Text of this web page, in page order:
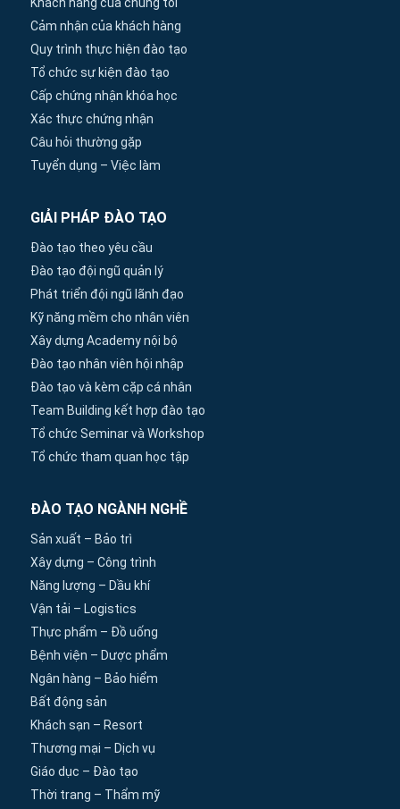
Cảm nhận của khách hàng
Quy trình thực hiện đào tạo
Tổ chức sự kiện đào tạo
Cấp chứng nhận khóa học
Xác thực chứng nhận
Câu hỏi thường gặp
Tuyển dụng – Việc làm
GIẢI PHÁP ĐÀO TẠO
Đào tạo theo yêu cầu
Đào tạo đội ngũ quản lý
Phát triển đội ngũ lãnh đạo
Kỹ năng mềm cho nhân viên
Xây dựng Academy nội bộ
Đào tạo nhân viên hội nhập
Đào tạo và kèm cặp cá nhân
Team Building kết hợp đào tạo
Tổ chức Seminar và Workshop
Tổ chức tham quan học tập
ĐÀO TẠO NGÀNH NGHỀ
Sản xuất – Bảo trì
Xây dựng – Công trình
Năng lượng – Dầu khí
Vận tải – Logistics
Thực phẩm – Đồ uống
Bệnh viện – Dược phẩm
Ngân hàng – Bảo hiểm
Bất động sản
Khách sạn – Resort
Thương mại – Dịch vụ
Giáo dục – Đào tạo
Thời trang – Thẩm mỹ